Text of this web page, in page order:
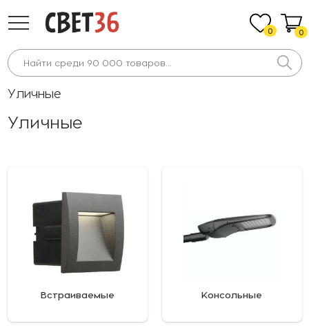
0 0
Уличные
Уличные
Встраиваемые Консольные